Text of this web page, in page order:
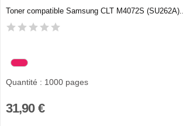
Toner compatible Samsung CLT M4072S (SU262A)...
Quantité : 1000 pages
31,90 €